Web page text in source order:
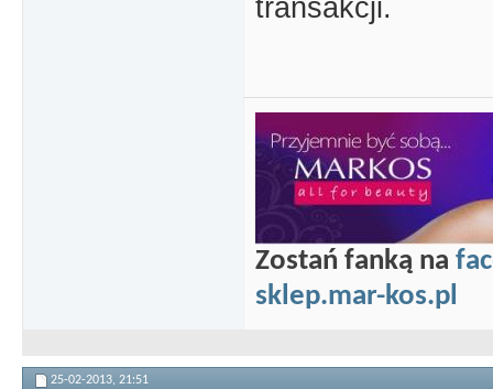
transakcji.
Zostań fanką na
sklep.mar-kos.pl
25-02-2013, 21:51